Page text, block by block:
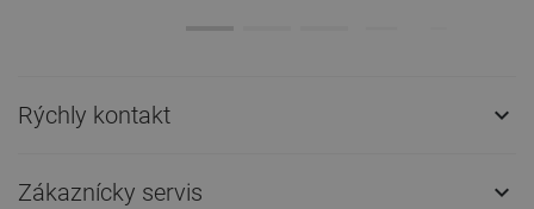
Rýchly kontakt 
Zákaznícky servis 